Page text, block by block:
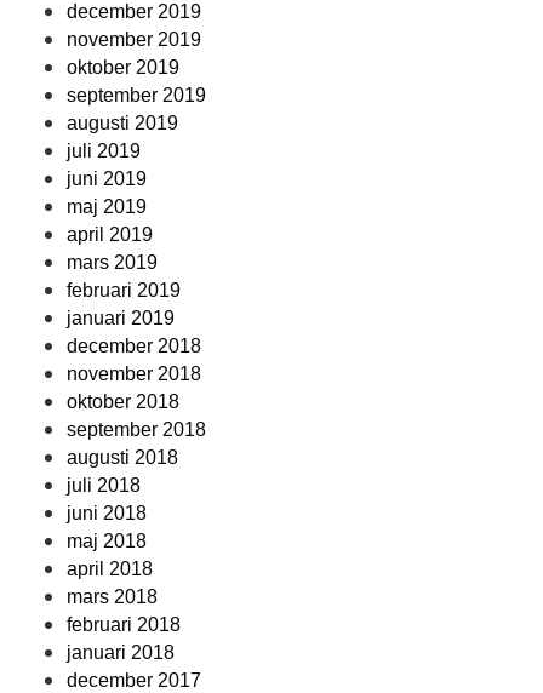
december 2019
november 2019
oktober 2019
september 2019
augusti 2019
juli 2019
juni 2019
maj 2019
april 2019
mars 2019
februari 2019
januari 2019
december 2018
november 2018
oktober 2018
september 2018
augusti 2018
juli 2018
juni 2018
maj 2018
april 2018
mars 2018
februari 2018
januari 2018
december 2017